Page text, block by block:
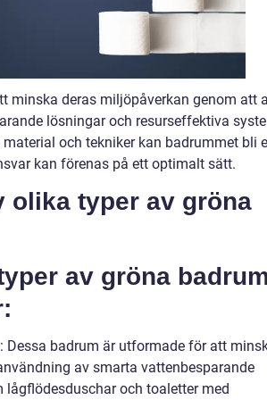
minska deras miljöpåverkan genom att
lösningar och resurseffektiva
och tekniker kan badrummet bli
kan förenas på ett optimalt sätt.
olika typer av gröna
av gröna
Dessa badrum är utformade för att
av smarta vattenbesparande
lågflödesduschar och toaletter med